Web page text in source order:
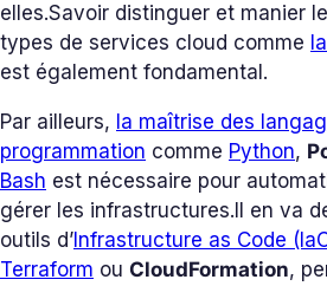
elles.Savoir distinguer et manier
types de services cloud comme
est également fondamental.
Par ailleurs, la maîtrise des
programmation comme Python,
Bash est nécessaire pour
gérer les infrastructures. Il en va
outils d’ Infrastructure as Code
Terraform ou CloudFormation,